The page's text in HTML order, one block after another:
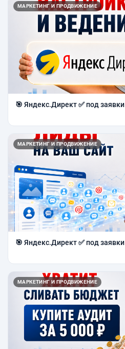
МАРКЕТИНГ И ПРОДВИЖЕНИЕ
🎯 Яндекс.Директ ✅ под заявки
МАРКЕТИНГ И ПРОДВИЖЕНИЕ
🎯 Яндекс.Директ ✅ под заявки
МАРКЕТИНГ И ПРОДВИЖЕНИЕ